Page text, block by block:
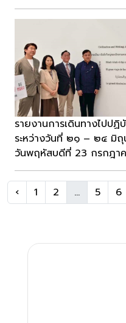
รายงานการเดินทางไปป
ระหว่างวันที่ ๒๑ – ๒๔ มิ
วันพฤหัสบดีที่ 23 กรกฎา
‹ 1 2 ... 5 6